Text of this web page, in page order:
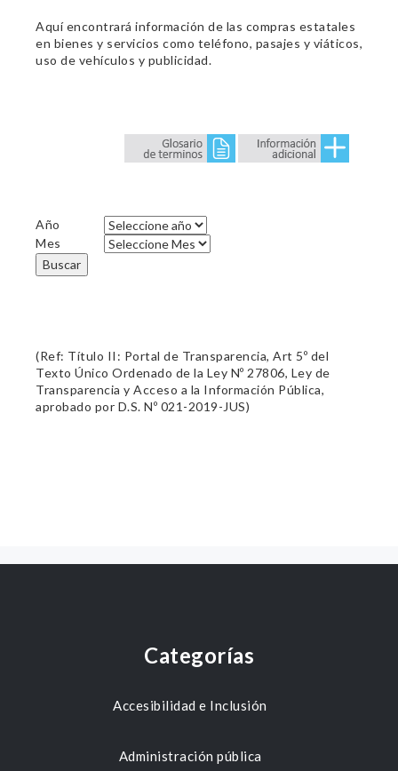
Aquí encontrará información de las compras estatales
en bienes y servicios como teléfono, pasajes y viáticos,
uso de vehículos y publicidad.
Año
Mes
Buscar
(Ref: Título II: Portal de Transparencia, Art 5º del
Texto Único Ordenado de la Ley Nº 27806, Ley de
Transparencia y Acceso a la Información Pública,
aprobado por D.S. Nº 021-2019-JUS)
Categorías
Accesibilidad e Inclusión
Administración pública